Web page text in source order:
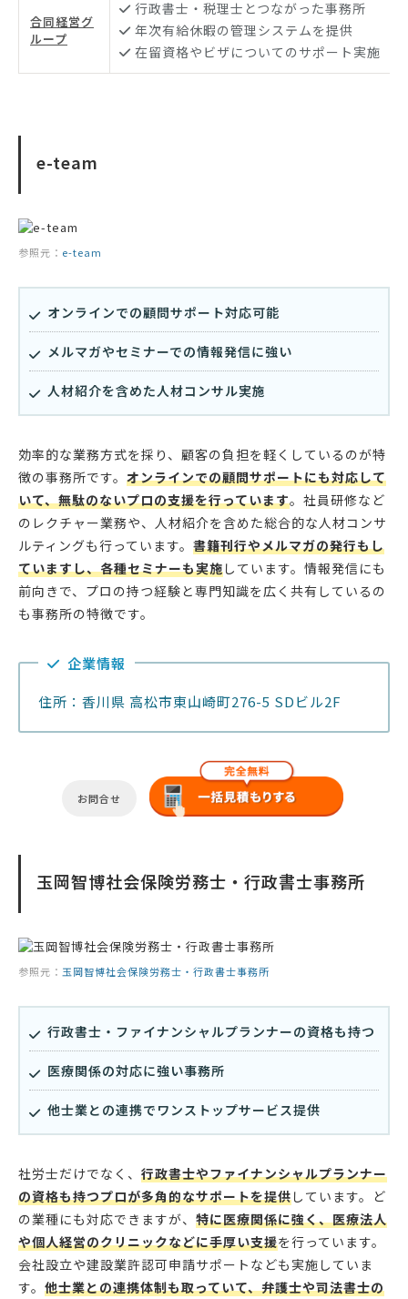
合同経営グ
ループ
行政書士・税理士とつながった事務所
年次有給休暇の管理システムを提供
在留資格やビザについてのサポート実施
e-team
参照元： e-team
オンラインでの顧問サポート対応可能
メルマガやセミナーでの情報発信に強い
人材紹介を含めた人材コンサル実施
効率的な業務方式を採り、顧客の負担を軽くしているのが特
徴の事務所です。 オンラインでの顧問サポートにも対応して
いて、無駄のないプロの支援を行っています。社員研修など
のレクチャー業務や、人材紹介を含めた総合的な人材コンサ
ルティングも行っています。 書籍刊行やメルマガの発行もし
ていますし、各種セミナーも実施しています。情報発信にも
前向きで、プロの持つ経験と専門知識を広く共有しているの
も事務所の特徴です。
企業情報
住所：香川県 高松市東山崎町276-5 SDビル2F
お問合せ
玉岡智博社会保険労務士・行政書士事務所
参照元： 玉岡智博社会保険労務士・行政書士事務所
行政書士・ファイナンシャルプランナーの資格も持つ
医療関係の対応に強い事務所
他士業との連携でワンストップサービス提供
社労士だけでなく、 行政書士やファイナンシャルプランナー
の資格も持つプロが多角的なサポートを提供しています。ど
の業種にも対応できますが、 特に医療関係に強く、医療法人
や個人経営のクリニックなどに手厚い支援を行っています。
会社設立や建設業許認可申請サポートなども実施していま
す。 他士業との連携体制も取っていて、弁護士や司法書士の